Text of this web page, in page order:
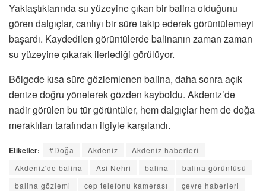
Yaklaştıklarında su yüzeyine çıkan bir balina olduğunu
gören dalgıçlar, canlıyı bir süre takip ederek görüntülemeyi
başardı. Kaydedilen görüntülerde balinanın zaman zaman
su yüzeyine çıkarak ilerlediği görülüyor.
Bölgede kısa süre gözlemlenen balina, daha sonra açık
denize doğru yönelerek gözden kayboldu. Akdeniz’de
nadir görülen bu tür görüntüler, hem dalgıçlar hem de doğa
meraklıları tarafından ilgiyle karşılandı.
Etiketler: #Doğa Akdeniz
Akdeniz haberleri
Akdeniz'de balina
Asi Nehri balina
balina görüntüsü
balina gözlemi
cep telefonu kamerası
çevre haberleri